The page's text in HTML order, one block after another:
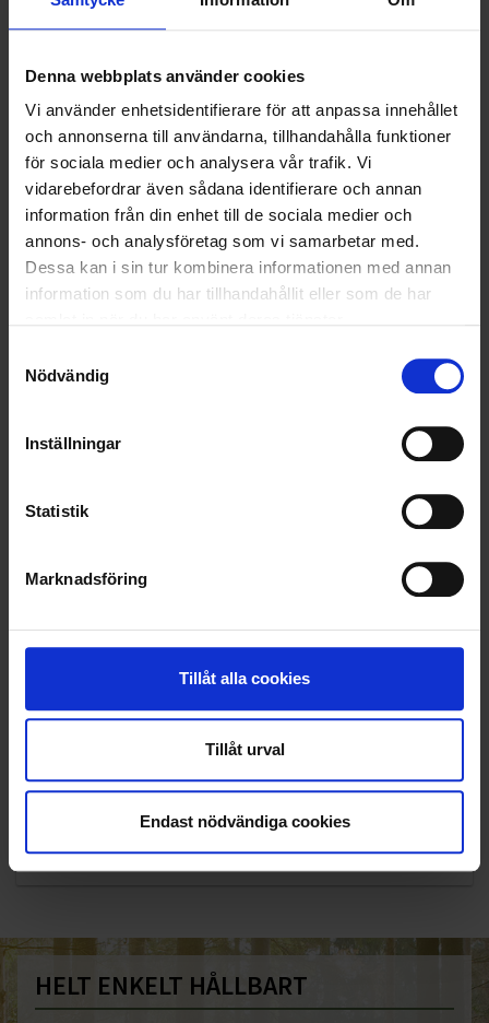
Denna webbplats använder cookies
Vi använder enhetsidentifierare för att anpassa innehållet
och annonserna till användarna, tillhandahålla funktioner
för sociala medier och analysera vår trafik. Vi
vidarebefordrar även sådana identifierare och annan
information från din enhet till de sociala medier och
annons- och analysföretag som vi samarbetar med.
Dessa kan i sin tur kombinera informationen med annan
information som du har tillhandahållit eller som de har
Nödvändig
Inställningar
Statistik
Marknadsföring
Tillåt alla cookies
Tillåt urval
Endast nödvändiga cookies
NYA UPPDRAG
OHLSSONS REGION MITT
OHLSSONS REGION SYD
OHLSSONS REGION VÄST
OHLSSONSKOLLEGOR
RENHÅLLNING
SOCIALT ANSVAR
KUNDTJÄNST
010-45 00 200​
info@ohlssons.se
HELT ENKELT HÅLLBART